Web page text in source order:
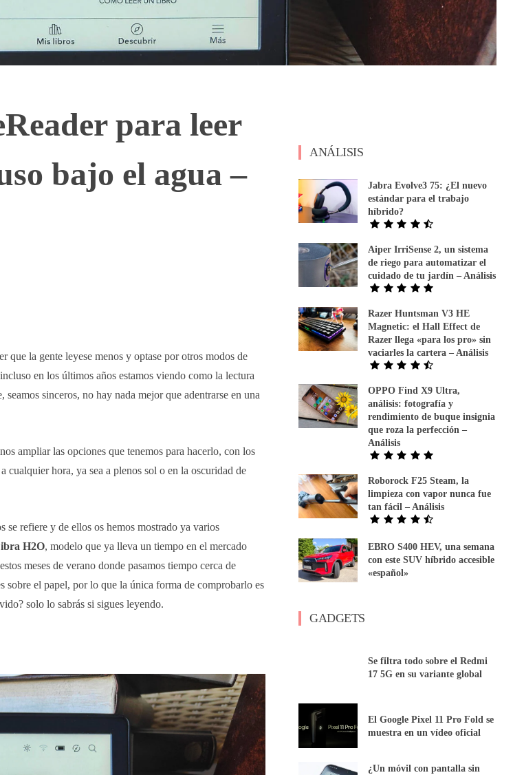
para leer
bajo el agua –
que la gente leyese menos y optase por otros modos de
en los últimos años estamos viendo como la lectura
sinceros, no hay nada mejor que adentrarse en una
ampliar las opciones que tenemos para hacerlo, con los
hora, ya sea a plenos sol o en la oscuridad de
se refiere y de ellos os hemos mostrado ya varios
H2O, modelo que ya lleva un tiempo en el mercado
meses de verano donde pasamos tiempo cerca de
sobre el papel, por lo que la única forma de comprobarlo es
solo lo sabrás si sigues leyendo.
ANÁLISIS
Jabra Evolve3 75: ¿El nuevo
estándar para el trabajo
híbrido?
Aiper IrriSense 2, un sistema
de riego para automatizar el
cuidado de tu jardín – Análisis
Razer Huntsman V3 HE
Magnetic: el Hall Effect de
Razer llega «para los pro» sin
vaciarles la cartera – Análisis
OPPO Find X9 Ultra,
análisis: fotografía y
rendimiento de buque insignia
que roza la perfección –
Análisis
Roborock F25 Steam, la
limpieza con vapor nunca fue
tan fácil – Análisis
EBRO S400 HEV, una semana
con este SUV híbrido accesible
«español»
GADGETS
Se filtra todo sobre el Redmi
17 5G en su variante global
El Google Pixel 11 Pro Fold se
muestra en un vídeo oficial
¿Un móvil con pantalla sin